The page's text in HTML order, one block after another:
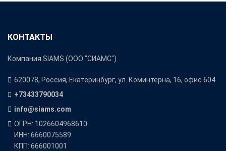
КОНТАКТЫ
Компания SIAMS (ООО "СИАМС")
620078, Россия, Екатеринбург, ул. Коминтерна, 16, офис 604
+73433790034
info@siams.com
ОГРН: 1026604968610
ИНН: 6660075589
КПП: 666001001